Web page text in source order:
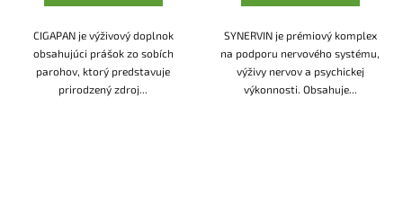
CIGAPAN je výživový doplnok
obsahujúci prášok zo sobích
parohov, ktorý predstavuje
prirodzený zdroj...
SYNERVIN je prémiový komplex
na podporu nervového systému,
výživy nervov a psychickej
výkonnosti. Obsahuje...